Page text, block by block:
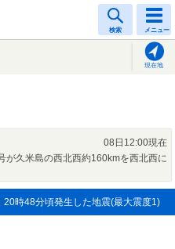
検索 メニュー
現在地
08日12:00現在
が久米島の西北西約160kmを西北西に
20時48分頃発生した地震(最大震度1)